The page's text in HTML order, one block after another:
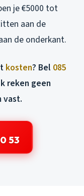
je €5000 tot
aan de
de onderkant.
kosten? Bel 085
reken geen
vast.
53